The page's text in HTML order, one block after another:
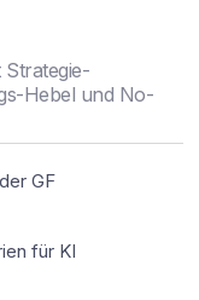
Hebel und No-
GF
für KI